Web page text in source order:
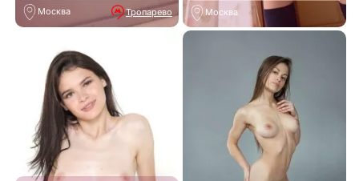
Москва Тропарево Москва